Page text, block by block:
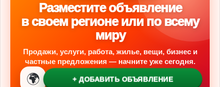
Разместите объявление
в своем регионе или по всему
миру
Продажи, услуги, работа, жилье, вещи, бизнес и
частные предложения — начните уже сегодня.
🌍 + ДОБАВИТЬ ОБЪЯВЛЕНИЕ